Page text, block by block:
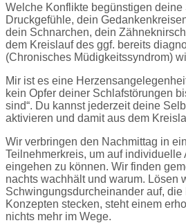
Welche Konflikte begünstigen deine
Druckgefühle, dein
dein Schnarchen, dein
dem Kreislauf des ggf. bereits
(Chronisches Müdigkeitssyndrom)
Mir ist es eine
kein Opfer deiner Schlafstörungen
sind“. Du kannst jederzeit deine
aktivieren und damit aus dem
Wir verbringen den Nachmittag in
Teilnehmerkreis, um auf individuelle
eingehen zu können. Wir finden
nachts wachhält und warum. Lösen
Schwingungsdurcheinander auf, die
Konzepten stecken, steht einem
nichts mehr im Wege.